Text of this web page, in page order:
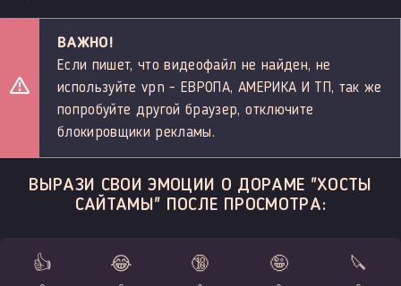
ВАЖНО!
Если пишет, что видеофайл не найден, не
используйте vpn - ЕВРОПА, АМЕРИКА И ТП, так же
попробуйте другой браузер, отключите
блокировщики рекламы.
ВЫРАЗИ СВОИ ЭМОЦИИ О ДОРАМЕ "ХОСТЫ
САЙТАМЫ" ПОСЛЕ ПРОСМОТРА:
👍 😂 🔞 🤪 🔪